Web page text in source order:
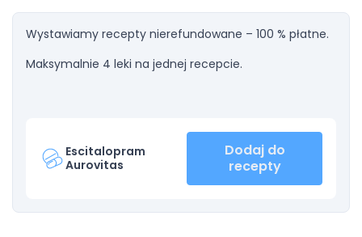
Wystawiamy recepty nierefundowane – 100 % płatne.
Maksymalnie 4 leki na jednej recepcie.
Escitalopram
Aurovitas
Dodaj do
recepty